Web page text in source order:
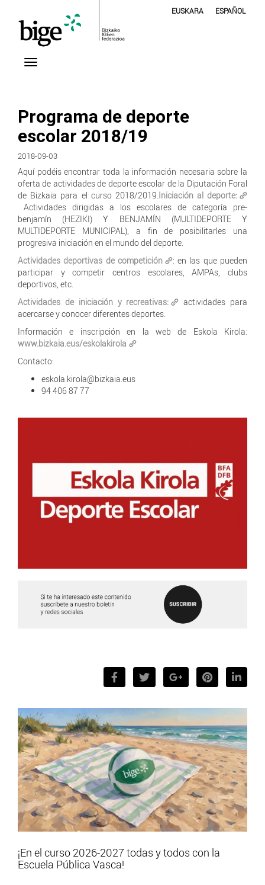
EUSKARA ESPAÑOL
Programa de deporte
escolar 2018/19
2018-09-03
Aquí podéis encontrar toda la información necesaria sobre la
oferta de actividades de deporte escolar de la Diputación Foral
de Bizkaia para el curso 2018/2019.Iniciación al deporte:
Actividades dirigidas a los escolares de categoría pre-
benjamín (HEZIKI) Y BENJAMÍN (MULTIDEPORTE Y
MULTIDEPORTE MUNICIPAL), a fin de posibilitarles una
progresiva iniciación en el mundo del deporte.
Actividades deportivas de competición
: en las que pueden
participar y competir centros escolares, AMPAs, clubs
deportivos, etc.
Actividades de iniciación y recreativas:
actividades para
acercarse y conocer diferentes deportes.
Información e inscripción en la web de Eskola Kirola:
www.bizkaia.eus/eskolakirola
Contacto:
eskola.kirola@bizkaia.eus
94 406 87 77
¡En el curso 2026-2027 todas y todos con la
Escuela Pública Vasca!